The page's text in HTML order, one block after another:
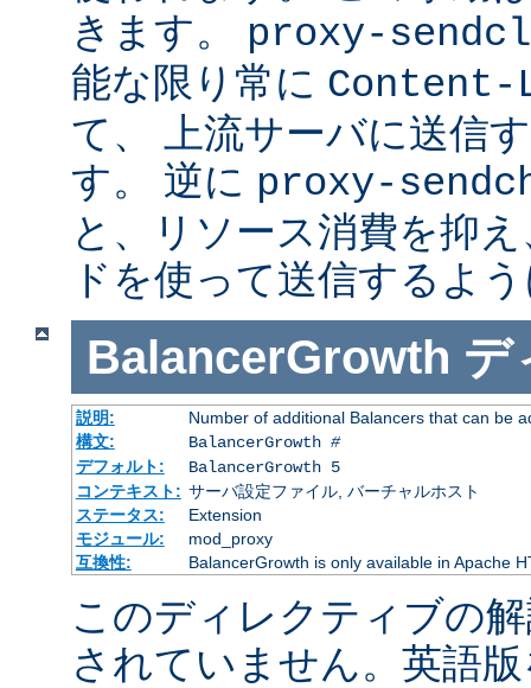
きます。 proxy-sendcl
能な限り常に Content-
て、 上流サーバに送信
す。 逆に proxy-
と、リソース消費を抑
ドを使って送信するよ
BalancerGrowth デ
説明:
Number of additional Balancers that can be
構文:
BalancerGrowth #
デフォルト:
BalancerGrowth 5
コンテキスト: サーバ設定ファイル, バーチャルホスト
ステータス:
Extension
モジュール:
mod_proxy
互換性:
BalancerGrowth is only available in Apache
このディレクティブの
されていません。英語